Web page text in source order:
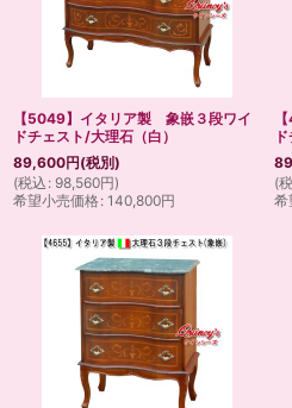
【5049】イタリア製 象嵌３段ワイ
ドチェスト/大理石（白）
89,600円(税別)
(税込 : 98,560円)
希望小売価格: 140,800円
(
希